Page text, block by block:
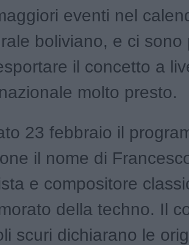
eventi nel
boliviano, e ci sono
il concetto a
molto presto.
23 febbraio il
il nome di
e compositore
della techno. Il
scuri dichiarano le